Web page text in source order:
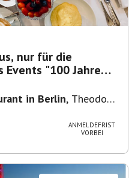
nur für die
Events "100 Jahre
in Berlin, Theodor-
ANMELDEFRIST
VORBEI